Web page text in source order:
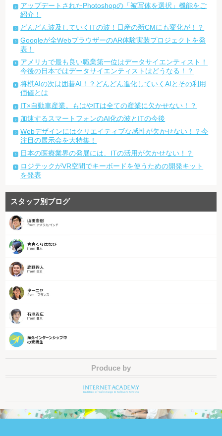
アップデートされたPhotoshopの「被写体を選択」機能をご
紹介！
どんどん波及していくITの波！日産の新CMにも変化が！？
Googleが全WebブラウザーのAR体験実装プロジェクトを発
表！
アメリカで最も良い職業第一位はデータサイエンティスト！
今後の日本ではデータサイエンティストはどうなる！？
将棋AIの次は囲碁AI！？どんどん進化していくAIとその利用
価値とは
IT×自動車産業。もはやITは全ての産業に欠かせない！？
加速するスマートフォンのAI化の波とITの今後
Webデザインにはクリエイティブな感性が欠かせない！？今
注目の展示会を大特集！
日本の医療業界の発展には、ITの活用が欠かせない！？
ロジテックがVR空間でキーボードを使うための開発キット
を発表
スタッフ別ブログ
Produce by